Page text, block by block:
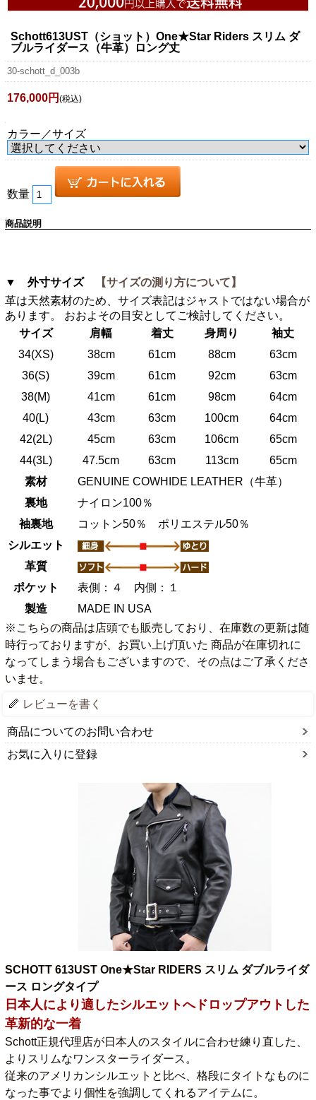
Schott613UST（ショット）One★Star Riders スリム ダ
ブルライダース（牛革）ロング丈
30-schott_d_003b
176,000円 (税込)
カラー／サイズ
数量
商品説明
▼ 外寸サイズ
【サイズの測り方について】
革は天然素材のため、サイズ表記はジャストではない場合が
あります。 おおよその目安としてご検討してください。
サイズ
肩幅 着丈 身周り
袖丈
34(XS)
38cm 61cm 88cm
63cm
36(S)
39cm 61cm 92cm
63cm
38(M)
41cm 61cm 98cm
64cm
40(L)
43cm 63cm 100cm
64cm
42(2L)
45cm 63cm 106cm
65cm
44(3L)
47.5cm 63cm 113cm
65cm
素材
GENUINE COWHIDE LEATHER（牛革）
裏地
ナイロン100％
袖裏地
コットン50％ ポリエステル50％
シルエット
革質
ポケット
表側：４ 内側：１
製造
MADE IN USA
※こちらの商品は店頭でも販売しており、在庫数の更新は随
時行っておりますが、お買い上げ頂いた 商品が在庫切れに
なってしまう場合もございますので、その点はご了承くださ
いませ。
レビューを書く
商品についてのお問い合わせ
お気に入りに登録
SCHOTT 613UST One★Star RIDERS スリム ダブルライダ
ース ロングタイプ
日本人により適したシルエットへドロップアウトした
革新的な一着
Schott正規代理店が日本人のスタイルに合わせ練り直した、
よりスリムなワンスターライダース。
従来のアメリカンシルエットと比べ、格段にタイトなものに
なった事でより個性を強調してくれるアイテムに。